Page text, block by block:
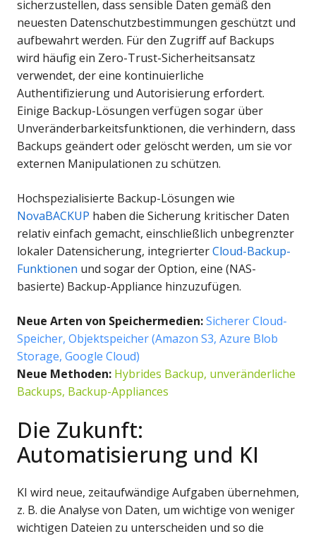
sicherzustellen, dass sensible Daten gemäß den
neuesten Datenschutzbestimmungen geschützt und
aufbewahrt werden. Für den Zugriff auf Backups
wird häufig ein Zero-Trust-Sicherheitsansatz
verwendet, der eine kontinuierliche
Authentifizierung und Autorisierung erfordert.
Einige Backup-Lösungen verfügen sogar über
Unveränderbarkeitsfunktionen, die verhindern, dass
Backups geändert oder gelöscht werden, um sie vor
externen Manipulationen zu schützen.
Hochspezialisierte Backup-Lösungen wie
NovaBACKUP haben die Sicherung kritischer Daten
relativ einfach gemacht, einschließlich unbegrenzter
lokaler Datensicherung, integrierterCloud-Backup-
Funktionen und sogar der Option, eine (NAS-
basierte) Backup-Appliance hinzuzufügen.
Neue Arten von Speichermedien:Sicherer Cloud-
Speicher, Objektspeicher (Amazon S3, Azure Blob
Storage, Google Cloud)
Neue Methoden: Hybrides Backup, unveränderliche
Backups, Backup-Appliances
Die Zukunft:
Automatisierung und KI
KI wird neue, zeitaufwändige Aufgaben übernehmen,
z. B. die Analyse von Daten, um wichtige von weniger
wichtigen Dateien zu unterscheiden und so die